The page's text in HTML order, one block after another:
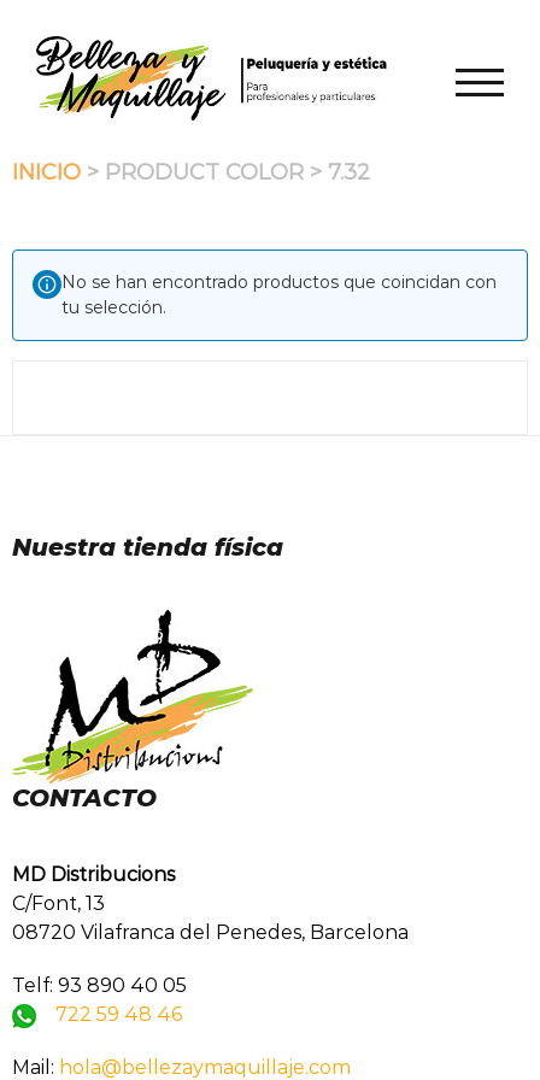
contenido
INICIO > PRODUCT COLOR > 7.32
No se han encontrado productos que coincidan con
tu selección.
Nuestra tienda física
CONTACTO
MD Distribucions
C/Font, 13
08720 Vilafranca del Penedes, Barcelona
Telf: 93 890 40 05
722 59 48 46
Mail: hola@bellezaymaquillaje.com